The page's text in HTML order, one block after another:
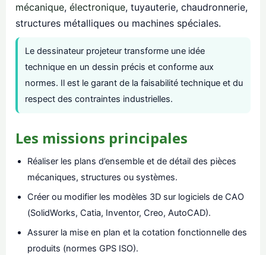
mécanique, électronique, tuyauterie, chaudronnerie,
structures métalliques ou machines spéciales.
Le dessinateur projeteur transforme une idée
technique en un dessin précis et conforme aux
normes. Il est le garant de la faisabilité technique et du
respect des contraintes industrielles.
Les missions principales
Réaliser les plans d’ensemble et de détail des pièces
mécaniques, structures ou systèmes.
Créer ou modifier les modèles 3D sur logiciels de CAO
(SolidWorks, Catia, Inventor, Creo, AutoCAD).
Assurer la mise en plan et la cotation fonctionnelle des
produits (normes GPS ISO).